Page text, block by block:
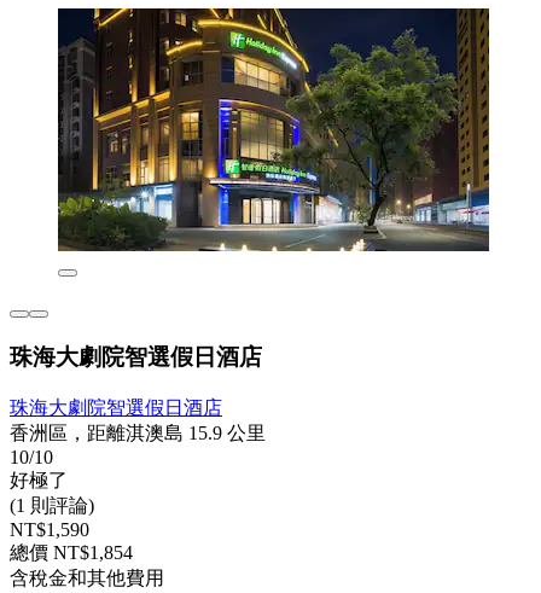
珠海大劇院智選假日酒店
珠海大劇院智選假日酒店
香洲區，距離淇澳島 15.9 公里
10/10
好極了
(1 則評論)
NT$1,590
總價 NT$1,854
含稅金和其他費用